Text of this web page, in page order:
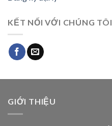
KẾT NỐI VỚI CHÚNG TÔI
GIỚI THIỆU